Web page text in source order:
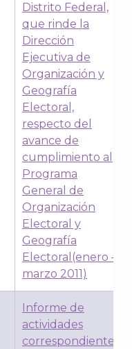
Distrito Federal,
que rinde la
Dirección
Ejecutiva de
Organización y
Geografía
Electoral,
respecto del
avance de
cumplimiento al
Programa
General de
Organización
Electoral y
Geografía
Electoral(enero –
marzo 2011)
Informe de
actividades
correspondiente